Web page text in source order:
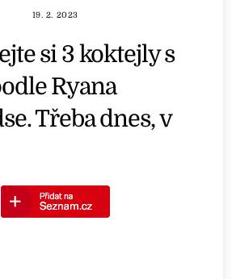
19. 2. 2023
si 3 koktejly s
Ryana
Třeba dnes, v